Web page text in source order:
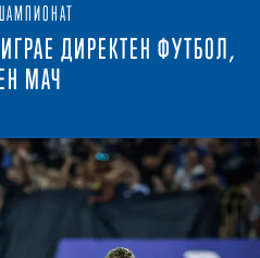
ДИРЕКТЕН ФУТБОЛ,
МАЧ